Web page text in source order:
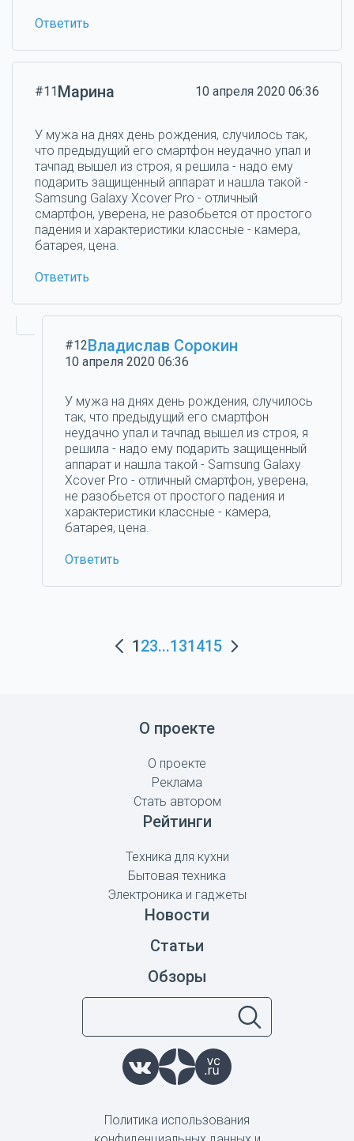
Ответить
#11Марина 10 апреля 2020 06:36
У мужа на днях день рождения, случилось так,
что предыдущий его смартфон неудачно упал и
тачпад вышел из строя, я решила - надо ему
подарить защищенный аппарат и нашла такой -
Samsung Galaxy Xcover Pro - отличный
смартфон, уверена, не разобьется от простого
падения и характеристики классные - камера,
батарея, цена.
Ответить
#12Владислав Сорокин
10 апреля 2020 06:36
У мужа на днях день рождения, случилось
так, что предыдущий его смартфон
неудачно упал и тачпад вышел из строя, я
решила - надо ему подарить защищенный
аппарат и нашла такой - Samsung Galaxy
Xcover Pro - отличный смартфон, уверена,
не разобьется от простого падения и
характеристики классные - камера,
батарея, цена.
Ответить
123...131415
О проекте
О проекте
Реклама
Стать автором
Рейтинги
Техника для кухни
Бытовая техника
Электроника и гаджеты
Новости
Статьи
Обзоры
Политика использования